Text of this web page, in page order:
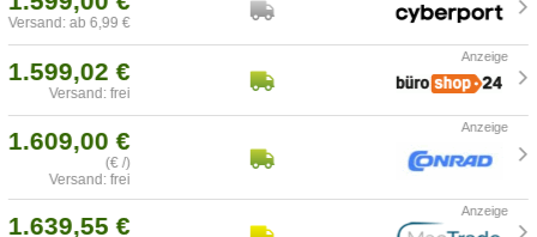
Versand: ab 6,99 €
1.599,02 €
Versand: frei
1.609,00 €
(€ /)
Versand: frei
1.639,55 €